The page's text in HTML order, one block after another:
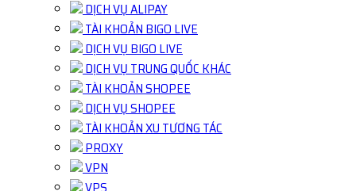
DỊCH VỤ ALIPAY
TÀI KHOẢN BIGO LIVE
DỊCH VỤ BIGO LIVE
DỊCH VỤ TRUNG QUỐC KHÁC
TÀI KHOẢN SHOPEE
DỊCH VỤ SHOPEE
TÀI KHOẢN XU TƯƠNG TÁC
PROXY
VPN